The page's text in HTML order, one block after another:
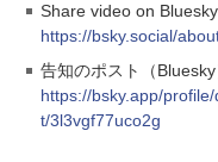
Share video on
https://bsky.social/
告知のポスト（Bluesky
https://bsky.app/
t/3l3vgf77uco2g